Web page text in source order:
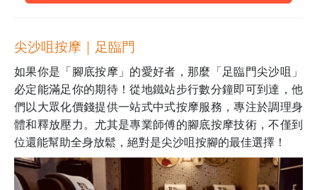
尖沙咀按摩｜足臨門
如果你是「腳底按摩」的愛好者，那麼「足臨門尖沙咀」
必定能滿足你的期待！從地鐵站步行數分鐘即可到達，他
們以大眾化價錢提供一站式中式按摩服務，專注於調理身
體和釋放壓力。尤其是專業師傅的腳底按摩技術，不僅到
位還能幫助全身放鬆，絕對是尖沙咀按腳的最佳選擇！